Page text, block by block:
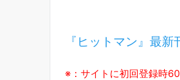
『ヒットマン』最
※：サイトに初回登録時